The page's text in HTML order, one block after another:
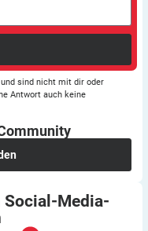
sind nicht mit dir oder
Antwort auch keine
Social-Media-